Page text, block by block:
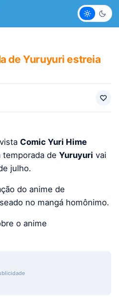
Claro
de Yuruyuri estreia
Comic Yuri Hime
de Yuruyuri vai
julho.
do anime de
no mangá homônimo.
o anime